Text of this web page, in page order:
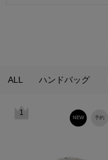
ALL ハンドバッグ
1
予約
NEW